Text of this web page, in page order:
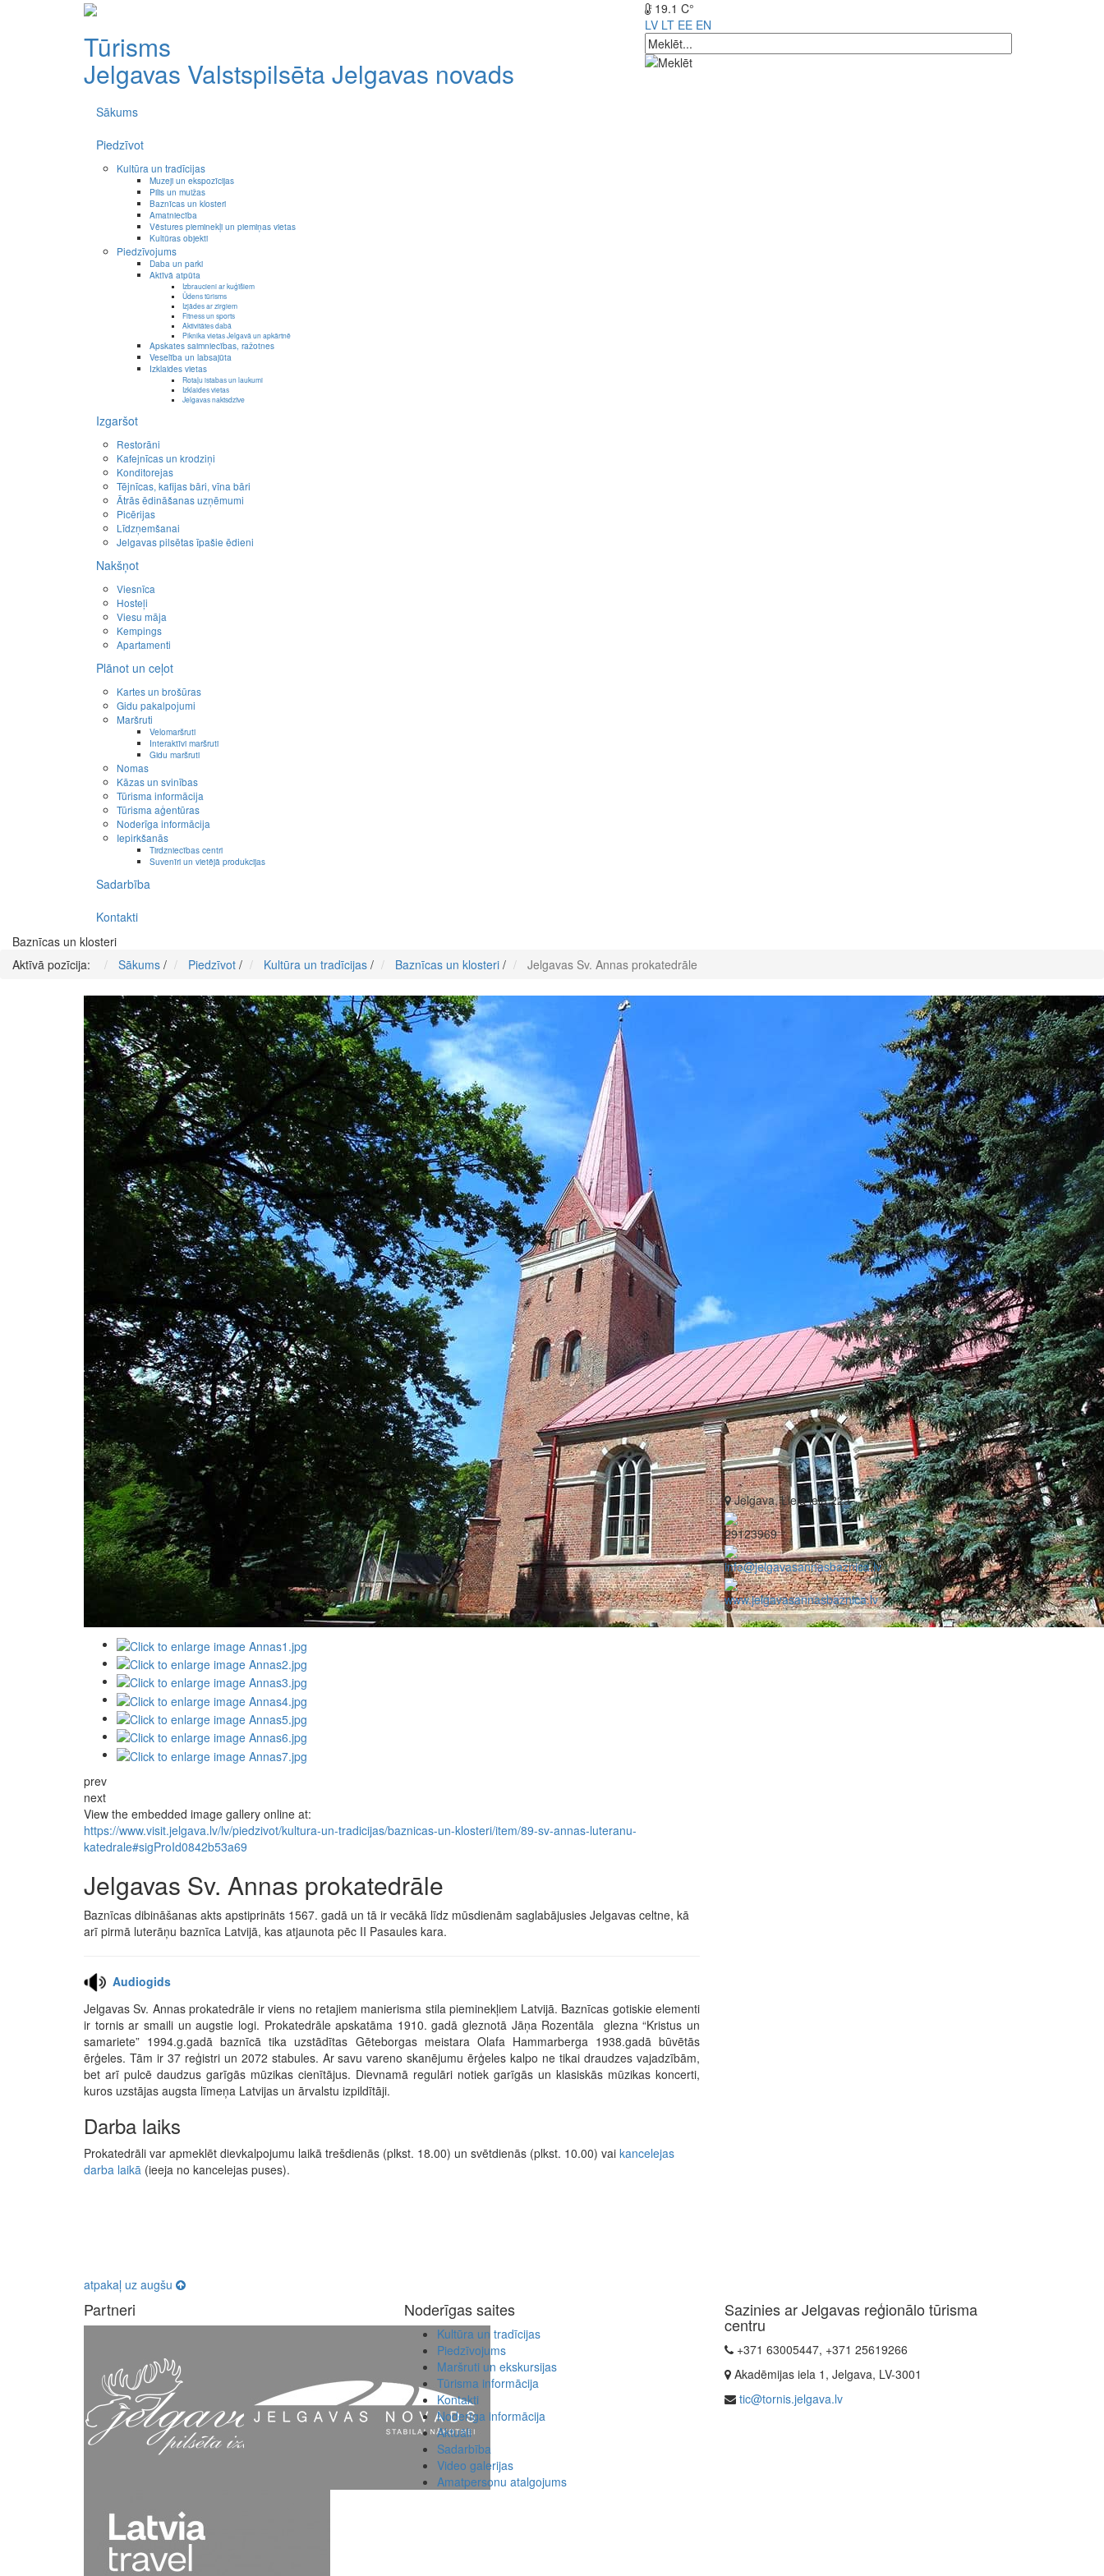
Tūrisms
Jelgavas Valstspilsēta Jelgavas novads
19.1 C°
LV LT EE EN
Sākums
Piedzīvot
Kultūra un tradīcijas
Muzeji un ekspozīcijas
Pilis un muižas
Baznīcas un klosteri
Amatniecība
Vēstures pieminekļi un piemiņas vietas
Kultūras objekti
Piedzīvojums
Daba un parki
Aktīvā atpūta
Izbraucieni ar kuģīšiem
Ūdens tūrisms
Izjādes ar zirgiem
Fitness un sports
Aktivitātes dabā
Piknika vietas Jelgavā un apkārtnē
Apskates saimniecības, ražotnes
Veselība un labsajūta
Izklaides vietas
Rotaļu istabas un laukumi
Izklaides vietas
Jelgavas naktsdzīve
Izgaršot
Restorāni
Kafejnīcas un krodziņi
Konditorejas
Tējnīcas, kafijas bāri, vīna bāri
Ātrās ēdināšanas uzņēmumi
Picērijas
Līdzņemšanai
Jelgavas pilsētas īpašie ēdieni
Nakšņot
Viesnīca
Hosteļi
Viesu māja
Kempings
Apartamenti
Plānot un ceļot
Kartes un brošūras
Gidu pakalpojumi
Maršruti
Velomaršruti
Interaktīvi maršruti
Gidu maršruti
Nomas
Kāzas un svinības
Tūrisma informācija
Tūrisma aģentūras
Noderīga informācija
Iepirkšanās
Tirdzniecības centri
Suvenīri un vietējā produkcijas
Sadarbība
Kontakti
Baznīcas un klosteri
Aktīvā pozīcija:
Sākums / Piedzīvot / Kultūra un tradīcijas / Baznīcas un klosteri / Jelgavas Sv. Annas prokatedrāle
prev
next
View the embedded image gallery online at:
https://www.visit.jelgava.lv/lv/piedzivot/kultura-un-tradicijas/baznicas-un-klosteri/item/89-sv-annas-luteranu-
katedrale#sigProId0842b53a69
Jelgavas Sv. Annas prokatedrāle
Baznīcas dibināšanas akts apstiprināts 1567. gadā un tā ir vecākā līdz mūsdienām saglabājusies Jelgavas celtne, kā
arī pirmā luterāņu baznīca Latvijā, kas atjaunota pēc II Pasaules kara.
Audiogids
Jelgavas Sv. Annas prokatedrāle ir viens no retajiem manierisma stila pieminekļiem Latvijā. Baznīcas gotiskie elementi
ir tornis ar smaili un augstie logi. Prokatedrāle apskatāma 1910. gadā gleznotā Jāņa Rozentāla glezna “Kristus un
samariete” 1994.g.gadā baznīcā tika uzstādītas Gēteborgas meistara Olafa Hammarberga 1938.gadā būvētās
ērģeles. Tām ir 37 reģistri un 2072 stabules. Ar savu vareno skanējumu ērģeles kalpo ne tikai draudzes vajadzībām,
bet arī pulcē daudzus garīgās mūzikas cienītājus. Dievnamā regulāri notiek garīgās un klasiskās mūzikas koncerti,
kuros uzstājas augsta līmeņa Latvijas un ārvalstu izpildītāji.
Darba laiks
Prokatedrāli var apmeklēt dievkalpojumu laikā trešdienās (plkst. 18.00) un svētdienās (plkst. 10.00) vai kancelejas
darba laikā (ieeja no kancelejas puses).
atpakaļ uz augšu
Jelgava, Lielā iela 22a
29123969
info@jelgavasannasbaznica.lv
www.jelgavasannasbaznica.lv
Partneri Noderīgas saites
Kultūra un tradīcijas
Piedzīvojums
Maršruti un ekskursijas
Tūrisma informācija
Kontakti
Noderīga informācija
Aktuāli
Sadarbība
Video galerijas
Amatpersonu atalgojums
Sazinies ar Jelgavas reģionālo tūrisma
centru
+371 63005447, +371 25619266
Akadēmijas iela 1, Jelgava, LV-3001
tic@tornis.jelgava.lv